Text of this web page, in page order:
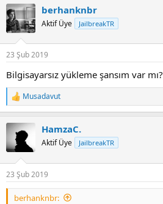
berhanknbr
Aktif Üye JailbreakTR
23 Şub 2019
Bilgisayarsız yükleme şansım var mı?
R
e
c
i
s
:
Musadavut
HamzaC.
Aktif Üye JailbreakTR
23 Şub 2019
berhanknbr: